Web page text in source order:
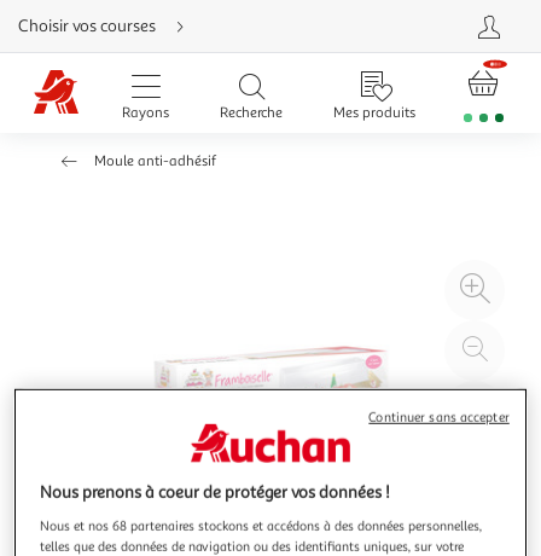
Aller
directement
au
contenu
Aller
directement
Aller
Choisir vos courses
Rayons Recherche Mes produits
Moule anti-adhésif
à
Nous prenons à coeur de protéger vos données !
Nous et nos 68 partenaires stockons et accédons à des données personnelles,
telles que des données de navigation ou des identifiants uniques, sur votre
Continuer sans accepter